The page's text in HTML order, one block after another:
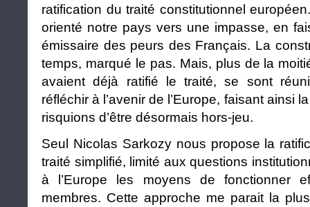
ratification du traité constitutionnel
orienté notre pays vers une impasse, en
émissaire des peurs des Français. La
temps, marqué le pas. Mais, plus de la
avaient déjà ratifié le traité, se sont
réfléchir à l’avenir de l’Europe, faisant ainsi
risquions d’être désormais hors-jeu.
Seul Nicolas Sarkozy nous propose la
traité simplifié, limité aux questions
à l’Europe les moyens de fonctionner
membres. Cette approche me parait la